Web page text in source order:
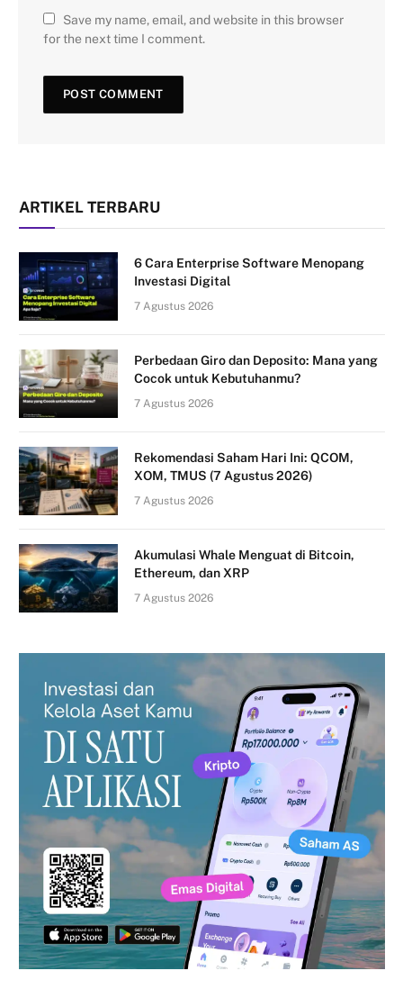
Save my name, email, and website in this browser
for the next time I comment.
ARTIKEL TERBARU
6 Cara Enterprise Software Menopang
Investasi Digital
7 Agustus 2026
Perbedaan Giro dan Deposito: Mana yang
Cocok untuk Kebutuhanmu?
7 Agustus 2026
Rekomendasi Saham Hari Ini: QCOM,
XOM, TMUS (7 Agustus 2026)
7 Agustus 2026
Akumulasi Whale Menguat di Bitcoin,
Ethereum, dan XRP
7 Agustus 2026